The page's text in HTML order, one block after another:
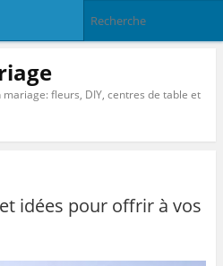
fleurs, DIY, centres de table et
idées pour offrir à vos